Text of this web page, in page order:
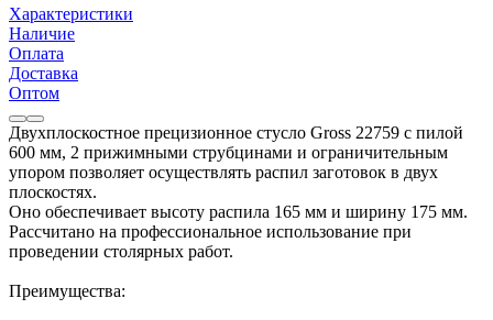
Характеристики
Наличие
Оплата
Доставка
Оптом
Двухплоскостное прецизионное стусло Gross 22759 с пилой
600 мм, 2 прижимными струбцинами и ограничительным
упором позволяет осуществлять распил заготовок в двух
плоскостях.
Оно обеспечивает высоту распила 165 мм и ширину 175 мм.
Рассчитано на профессиональное использование при
проведении столярных работ.
Преимущества: